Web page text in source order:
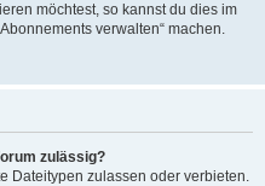
möchtest, so kannst du dies im
verwalten“ machen.
zulässig?
Dateitypen zulassen oder verbieten.